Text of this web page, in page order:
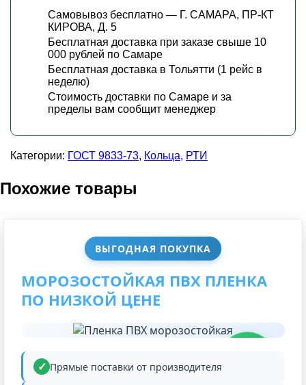
ВЫГОДНАЯ ПОКУПКА
МОРОЗОСТОЙКАЯ ПВХ ПЛЕНКА
ПО НИЗКОЙ ЦЕНЕ
Прямые поставки от производителя
Самовывоз бесплатно — Г. САМАРА, ПР-КТ
КИРОВА, Д. 5
Бесплатная доставка при заказе свыше 10
000 рублей по Самаре
Бесплатная доставка в Тольятти (1 рейс в
неделю)
Стоимость доставки по Самаре и за
пределы вам сообщит менеджер
Категории: ГОСТ 9833-73, Кольца, РТИ
Похожие товары